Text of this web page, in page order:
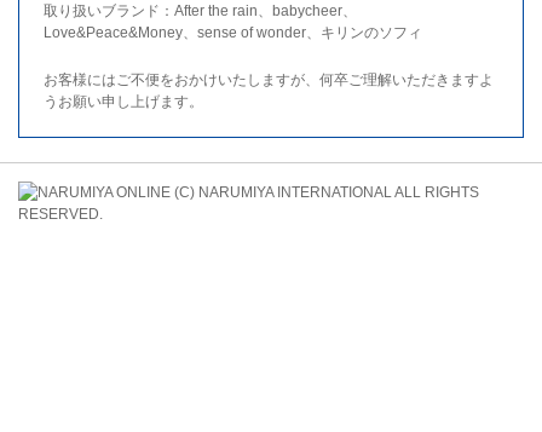
取り扱いブランド：After the rain、babycheer、
Love&Peace&Money、sense of wonder、キリンのソフィ
お客様にはご不便をおかけいたしますが、何卒ご理解いただきますよ
うお願い申し上げます。